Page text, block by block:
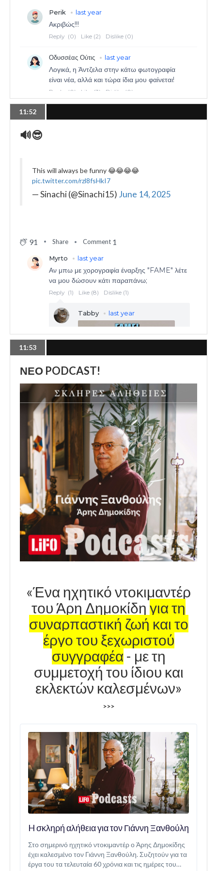
11:52
🔊😎
This will always be funny 😂😂😂😂
pic.twitter.com/rzl8fsHkI7
— Sinachi (@Sinachi15) June 14, 2025
91 Share Comment 1
11:53
ΝΕΟ PODCAST!
«Ένα ηχητικό ντοκιμαντέρ
του Άρη Δημοκίδη για τη
συναρπαστική ζωή και το
έργο του ξεχωριστού
συγγραφέα- με τη
συμμετοχή του ίδιου και
εκλεκτών καλεσμένων»
>>>
H σκληρή αλήθεια για τον Γιάννη Ξανθούλη
Στο σημερινό ηχητικό ντοκιμαντέρ ο Άρης Δημοκίδης
έχει καλεσμένο τον Γιάννη Ξανθούλη. Συζητούν για τα
έργα του τα τελευταία 60 χρόνια και τις ημέρες του